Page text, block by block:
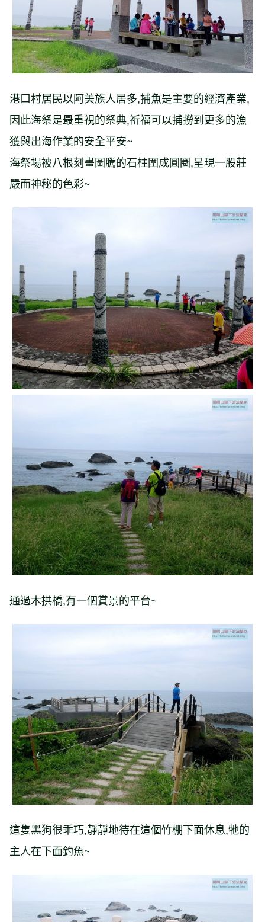
港口村居民以阿美族人居多,捕魚是主要的經濟產業,
因此海祭是最重視的祭典,祈福可以捕撈到更多的漁
獲與出海作業的安全平安~
海祭場被八根刻畫圖騰的石柱圍成圓圈,呈現一股莊
嚴而神秘的色彩~
通過木拱橋,有一個賞景的平台~
這隻黑狗很乖巧,靜靜地待在這個竹棚下面休息,牠的
主人在下面釣魚~